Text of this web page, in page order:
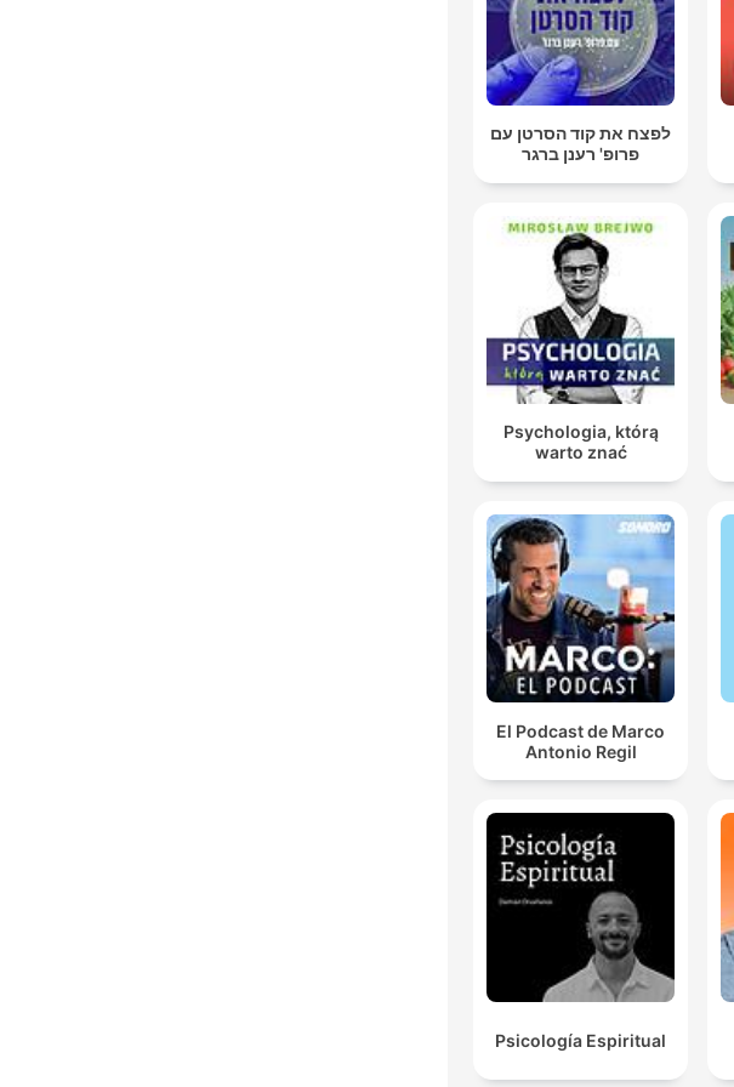
לפצח את קוד הסרטן עם
פרופ' רענן ברגר
Psychologia, którą
warto znać
El Podcast de Marco
Antonio Regil
Psicología Espiritual